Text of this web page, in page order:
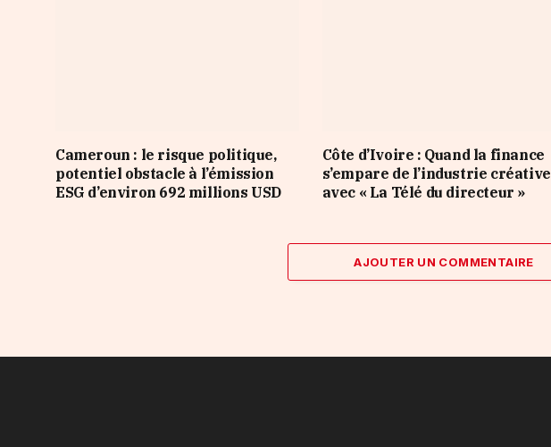
Cameroun : le risque politique,
potentiel obstacle à l’émission
ESG d’environ 692 millions USD
Côte d’Ivoire : Quand la finance
s’empare de l’industrie créative
avec « La Télé du directeur »
AJOUTER UN COMMENTAIRE